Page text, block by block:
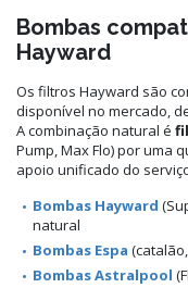
Bombas
Hayward
Os filtros Hayward são
disponível no mercado,
A combinação natural é
Pump, Max Flo) por uma
apoio unificado do
Bombas Hayward
natural
Bombas Espa
Bombas Astralpool